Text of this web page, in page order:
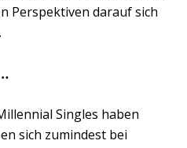
Perspektiven darauf sich
Singles haben
sich zumindest bei